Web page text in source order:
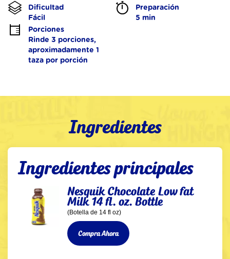
en
la
misma
página.
Dificultad
Fácil
Preparación
5 min
Porciones
Rinde 3 porciones,
aproximadamente 1
taza por porción
Ingredientes
Ingredientes principales
Nesquik Chocolate Low fat
Milk 14 fl. oz. Bottle
(Botella de 14 fl oz)
Compra Ahora